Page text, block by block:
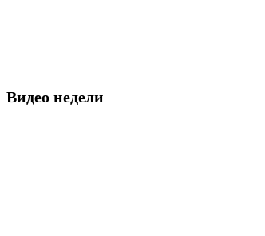
Видео недели